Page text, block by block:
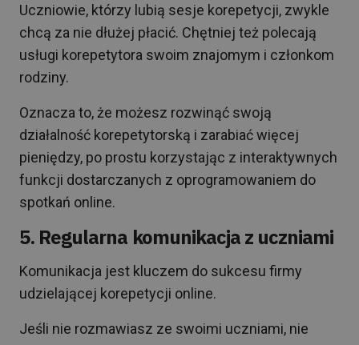
Uczniowie, którzy lubią sesje korepetycji, zwykle
chcą za nie dłużej płacić. Chętniej też polecają
usługi korepetytora swoim znajomym i członkom
rodziny.
Oznacza to, że możesz rozwinąć swoją
działalność korepetytorską i zarabiać więcej
pieniędzy, po prostu korzystając z interaktywnych
funkcji dostarczanych z oprogramowaniem do
spotkań online.
5. Regularna komunikacja z uczniami
Komunikacja jest kluczem do sukcesu firmy
udzielającej korepetycji online.
Jeśli nie rozmawiasz ze swoimi uczniami, nie